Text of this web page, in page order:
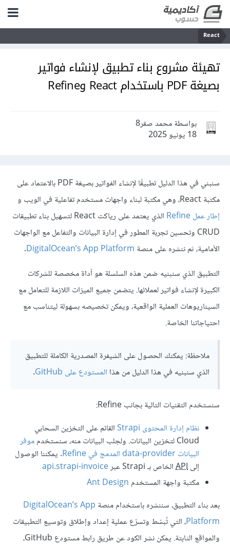
React
تهيئة مشروع بناء تطبيق لإنشاء فواتير
بصيغة PDF باستخدام React وRefine
بواسطة محمد صقر8
18 يونيو 2025
سنبني في هذا الدليل تطبيقًا لإنشاء الفواتير بصيغة PDF بالاعتماد على
مكتبة React، وهي مكتبة لبناء واجهات مستخدم تفاعلية في الويب و
إطار عمل Refine
الذي يعتمد على رياكت React لتسهيل بناء تطبيقات
CRUD وتحسين تجربة المطور في إدارة البيانات والتفاعل مع الواجهات
الأمامية، ثم ننشره على منصة DigitalOcean’s App Platform
.
التطبيق الذي سنبنيه ضمن هذه السلسلة هو أداة مخصصة للشركات
الكبيرة لإنشاء فواتير لعملائها. يتضمن جميع الميزات اللازمة للتعامل مع
السيناريوهات العملية الواقعية، ويمكن تخصيصه بسهولة ليتناسب مع
احتياجاتنا الخاصة.
ملاحظة: يمكنك الحصول على الشيفرة المصدرية الكاملة للتطبيق
الذي سنبنيه في هذا الدليل من هذا المستودع على GitHub .
سنستخدم التقنيات التالية بجانب Refine:
نظام إدارة المحتوى Strapi
القائم على التخزين السحابي
Cloud لتخزين البيانات. ولجلب البيانات منه، سنستخدم
موفر
البيانات data-provider المدمج في Refine
. يمكننا الوصول
إلىAPIالخاص بـ Strapi عبر
api.strapi-invoice
مكتبة واجهة المستخدم Ant Design
بعد بناء التطبيق، سننشره باستخدام منصة DigitalOcean’s App
Platform، التي تُبسّط وتسرّع عملية إعداد وإطلاق وتوسيع التطبيقات
والمواقع الثابتة. يمكن نشر الكود عن طريق رابط مستودع GitHub،